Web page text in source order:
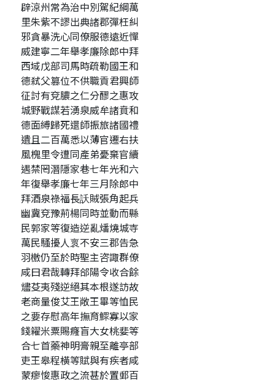
辟涼州常為治中別駕紀綱萬
里朱紫不謬出典諸郡彈枉糾
邪貪暴洗心同僚服德遠近憚
威建寧二年舉孝廉除郎中拜
西域戊部司馬時疏勒國王和
德弒父篡位不供職貢君興師
征討有兗膿之仁分醪之惠攻
城野戰謀若湧泉威牟諸賁和
德面縛歸死還師振旅諸國禮
遺且二百萬悉以薄官遷右扶
風槐里令遭同產弟憂棄官續
遇禁罔潛隱家巷七年光和六
年復舉孝廉七年三月除郎中
拜酒泉祿福長訞賊張角起兵
幽冀兗豫荊楊同時並動而縣
民郭家等復造逆亂燔燒城寺
萬民騷擾人褱不安三郡告急
羽檄仍至於時聖主咨諏群僚
咸曰君哉轉拜郃陽令收合餘
燼芟夷殘逆絕其本根遂訪故
老商量俊艾王敞王畢等恤民
之要存慰高年撫育鰥寡以家
錢糴米粟賜癃盲大女桃婓等
合七首藥神明膏親至離亭部
吏王皋程橫等賦與有疾者咸
蒙瘳悛惠政之流甚於置郵百